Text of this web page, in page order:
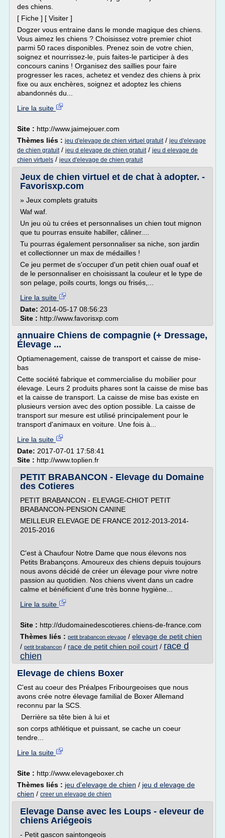
des chiens.
[ Fiche ] [ Visiter ]
Dogzer vous entraine dans le monde magique des chiens.
Vous aimez les chiens ? Choisissez votre premier chiot
parmi 50 races disponibles. Prenez soin de votre chien,
soignez et nourrissez-le, puis faites-le participer à des
concours canins ! Organisez des saillies pour faire
progresser les races, achetez et vendez des chiens à prix
fixe ou aux enchères, soignez et adoptez les chiens
abandonnés du...
Lire la suite
Site : http://www.jaimejouer.com
Thèmes liés : jeu d'elevage de chien virtuel gratuit/ jeu d'elevage
de chien gratuit/ jeu d elevage de chien gratuit/ jeu d elevage de
chien virtuels / jeux d'elevage de chien gratuit
Jeux de chien virtuel et de chat à adopter. -
Favorisxp.com
» Jeux complets gratuits
Waf waf.
Un jeu où tu crées et personnalises un chien tout mignon
que tu pourras ensuite habiller, câliner....
Tu pourras également personnaliser sa niche, son jardin
et collectionner un max de médailles !
Ce jeu permet de s'occuper d'un petit chien ouaf ouaf et
de le personnaliser en choisissant la couleur et le type de
son pelage, poils courts, longs ou frisés,...
Lire la suite
Date: 2014-05-17 08:56:23
Site : http://www.favorisxp.com
annuaire Chiens de compagnie (+ Dressage,
Élevage ...
Optiamenagement, caisse de transport et caisse de mise-
bas
Cette société fabrique et commercialise du mobilier pour
élevage. Leurs 2 produits phares sont la caisse de mise bas
et la caisse de transport. La caisse de mise bas existe en
plusieurs version avec des option possible. La caisse de
transport sur mesure est utilisé principalement pour le
transport d'animaux en voiture. Une fois à...
Lire la suite
Date: 2017-07-01 17:58:41
Site : http://www.toplien.fr
PETIT BRABANCON - Elevage du Domaine
des Cotieres
PETIT BRABANCON - ELEVAGE-CHIOT PETIT
BRABANCON-PENSION CANINE
MEILLEUR ELEVAGE DE FRANCE 2012-2013-2014-
2015-2016
C'est à Chaufour Notre Dame que nous élevons nos
Petits Brabançons. Amoureux des chiens depuis toujours
nous avons décidé de créer un élevage pour vivre notre
passion au quotidien. Nos chiens vivent dans un cadre
calme et bénéficient d'une très bonne hygiène...
Lire la suite
Site : http://dudomainedescotieres.chiens-de-france.com
Thèmes liés : petit brabancon elevage / elevage de petit chien
/ petit brabancon / race de petit chien poil court / race d
chien
Elevage de chiens Boxer
C'est au coeur des Préalpes Fribourgeoises que nous
avons crée notre élevage familial de Boxer Allemand
reconnu par la SCS.
Derrière sa tête bien à lui et
son corps athlétique et puissant, se cache un coeur
tendre...
Lire la suite
Site : http://www.elevageboxer.ch
Thèmes liés : jeu d'elevage de chien / jeu d elevage de
chien / creer un elevage de chien
Elevage Danse avec les Loups - eleveur de
chiens Ariégeois
- Petit gascon saintongeois